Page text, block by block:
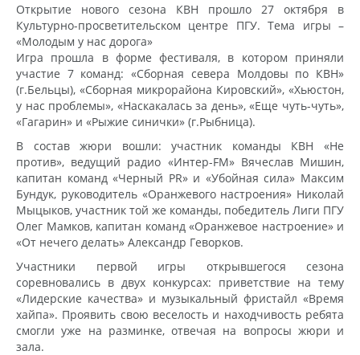
Открытие нового сезона КВН прошло 27 октября в
Культурно-просветительском центре ПГУ. Тема игры –
«Молодым у нас дорога»
Игра прошла в форме фестиваля, в котором приняли
участие 7 команд: «Сборная севера Молдовы по КВН»
(г.Бельцы), «Сборная микрорайона Кировский», «Хьюстон,
у нас проблемы», «Наскакалась за день», «Еще чуть-чуть»,
«Гагарин» и «Рыжие синички» (г.Рыбница).
В состав жюри вошли: участник команды КВН «Не
против», ведущий радио «Интер-FM» Вячеслав Мишин,
капитан команд «Черный PR» и «Убойная сила» Максим
Бундук, руководитель «Оранжевого настроения» Николай
Мыцыков, участник той же команды, победитель Лиги ПГУ
Олег Мамков, капитан команд «Оранжевое настроение» и
«От нечего делать» Александр Геворков.
Участники первой игры открывшегося сезона
соревновались в двух конкурсах: приветствие на тему
«Лидерские качества» и музыкальный фристайл «Время
хайпа». Проявить свою веселость и находчивость ребята
смогли уже на разминке, отвечая на вопросы жюри и
зала.